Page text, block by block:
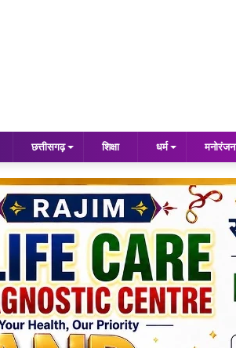
छत्तीसगढ़ शिक्षा धर्म मनोरंजन